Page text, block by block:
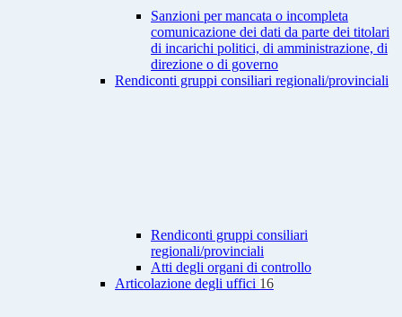
Sanzioni per mancata o incompleta
comunicazione dei dati da parte dei titolari
di incarichi politici, di amministrazione, di
direzione o di governo
Rendiconti gruppi consiliari regionali/provinciali
Rendiconti gruppi consiliari
regionali/provinciali
Atti degli organi di controllo
Articolazione degli uffici 16